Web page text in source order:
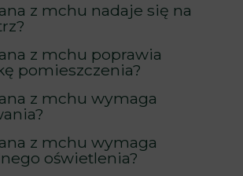
z mchu nadaje się na
z mchu poprawia
pomieszczenia?
z mchu wymaga
z mchu wymaga
oświetlenia?